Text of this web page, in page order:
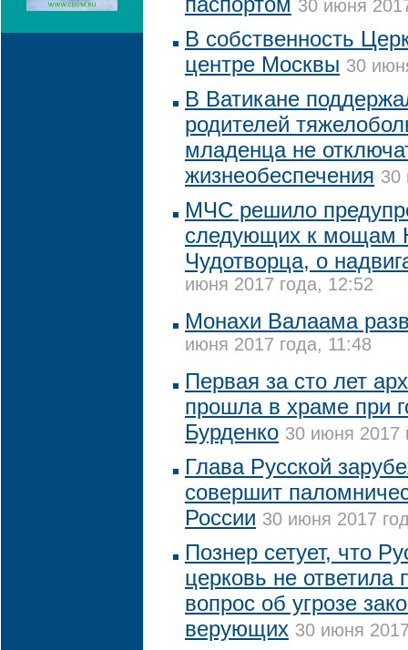
30 июня
В собственность
центре Москвы 30
В Ватикане
родителей
младенца не
жизнеобеспечения 30
МЧС решило
следующих к мощам
Чудотворца, о
июня 2017 года, 12:52
Монахи Валаама
июня 2017 года, 11:48
Первая за сто лет
прошла в храме при
Бурденко 30 июня 2017
Глава Русской
совершит
России 30 июня 2017
Познер сетует, что
церковь не ответила
вопрос об угрозе
верующих 30 июня